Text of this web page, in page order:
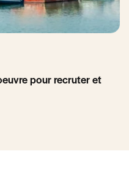
pour recruter et